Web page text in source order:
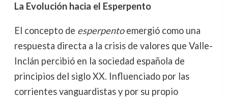
La Evolución hacia el Esperpento
El concepto de esperpentoemergió como una
respuesta directa a la crisis de valores que Valle-
Inclán percibió en la sociedad española de
principios del siglo XX. Influenciado por las
corrientes vanguardistas y por su propio